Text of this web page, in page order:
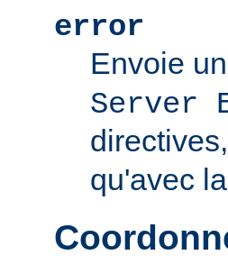
error
Envoie
Server
qu'avec